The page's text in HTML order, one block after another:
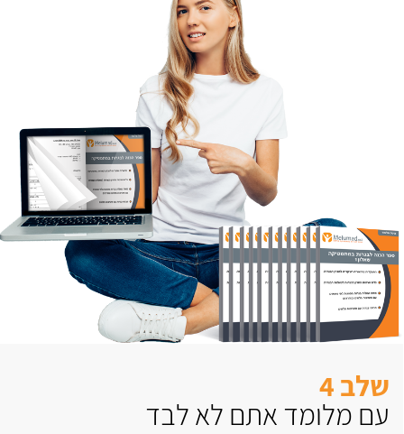
שלב 4
עם מלומד אתם לא לבד